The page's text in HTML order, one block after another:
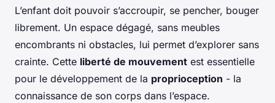
L’enfant doit pouvoir s’accroupir, se pencher, bouger
librement. Un espace dégagé, sans meubles
encombrants ni obstacles, lui permet d’explorer sans
crainte. Cette liberté de mouvement est essentielle
pour le développement de la proprioception - la
connaissance de son corps dans l’espace.